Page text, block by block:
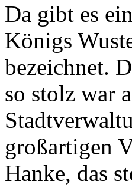
Da gibt es
Königs
bezeichnet.
so stolz war
großartigen
Hanke, das